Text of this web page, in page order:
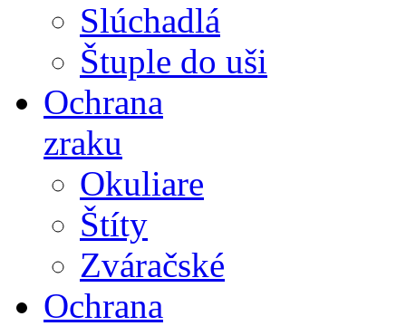
Slúchadlá
Štuple do uši
Ochrana
zraku
Okuliare
Štíty
Zváračské
Ochrana